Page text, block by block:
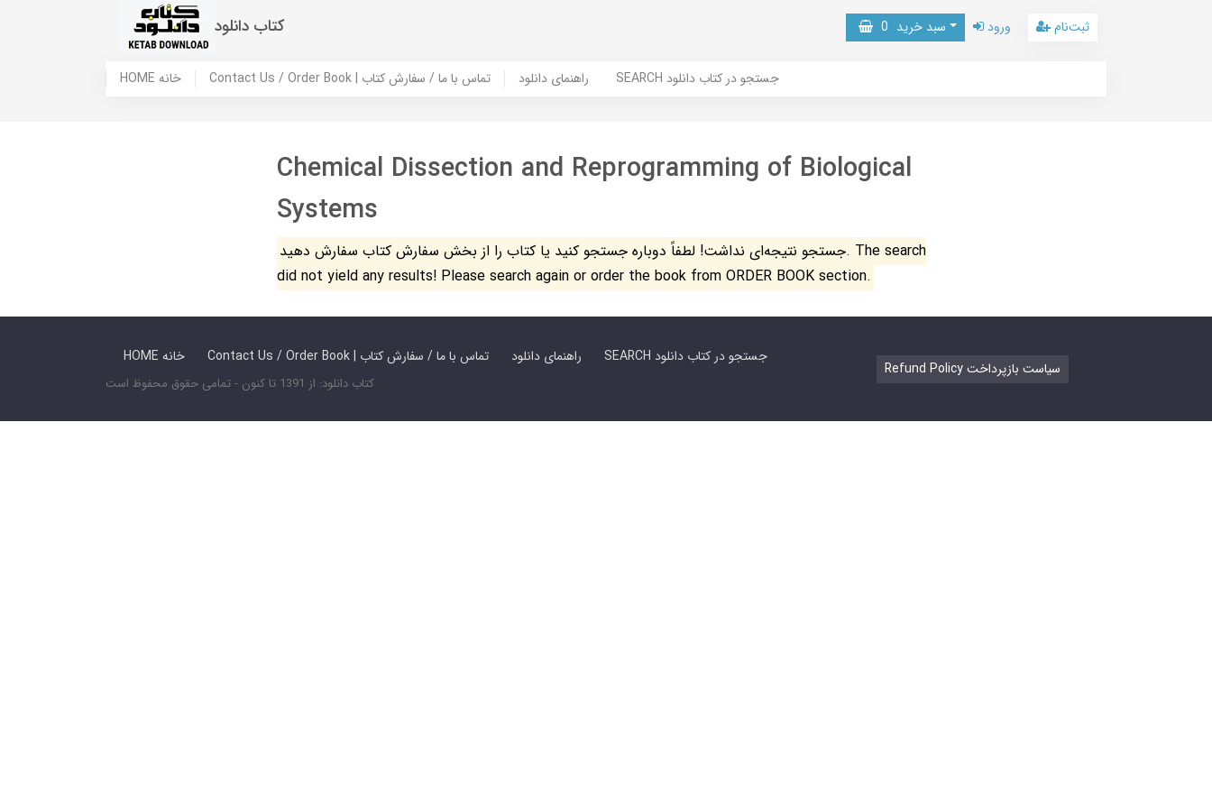
کتاب دانلود سبد خرید 0 ورود ثبت‌نام
HOME خانه Contact Us / Order Book | تماس با ما / سفارش کتاب راهنمای دانلود SEARCH جستجو در کتاب دانلود
Chemical Dissection and Reprogramming of Biological
Systems
جستجو نتیجه‌ای نداشت! لطفاً دوباره جستجو کنید یا کتاب را از بخش سفارش کتاب سفارش دهید. The search
did not yield any results! Please search again or order the book from ORDER BOOK section.
HOME خانه Contact Us / Order Book | تماس با ما / سفارش کتاب راهنمای دانلود SEARCH جستجو در کتاب دانلود
کتاب دانلود: از 1391 تا کنون - تمامی حقوق محفوظ است
Refund Policy سیاست بازپرداخت